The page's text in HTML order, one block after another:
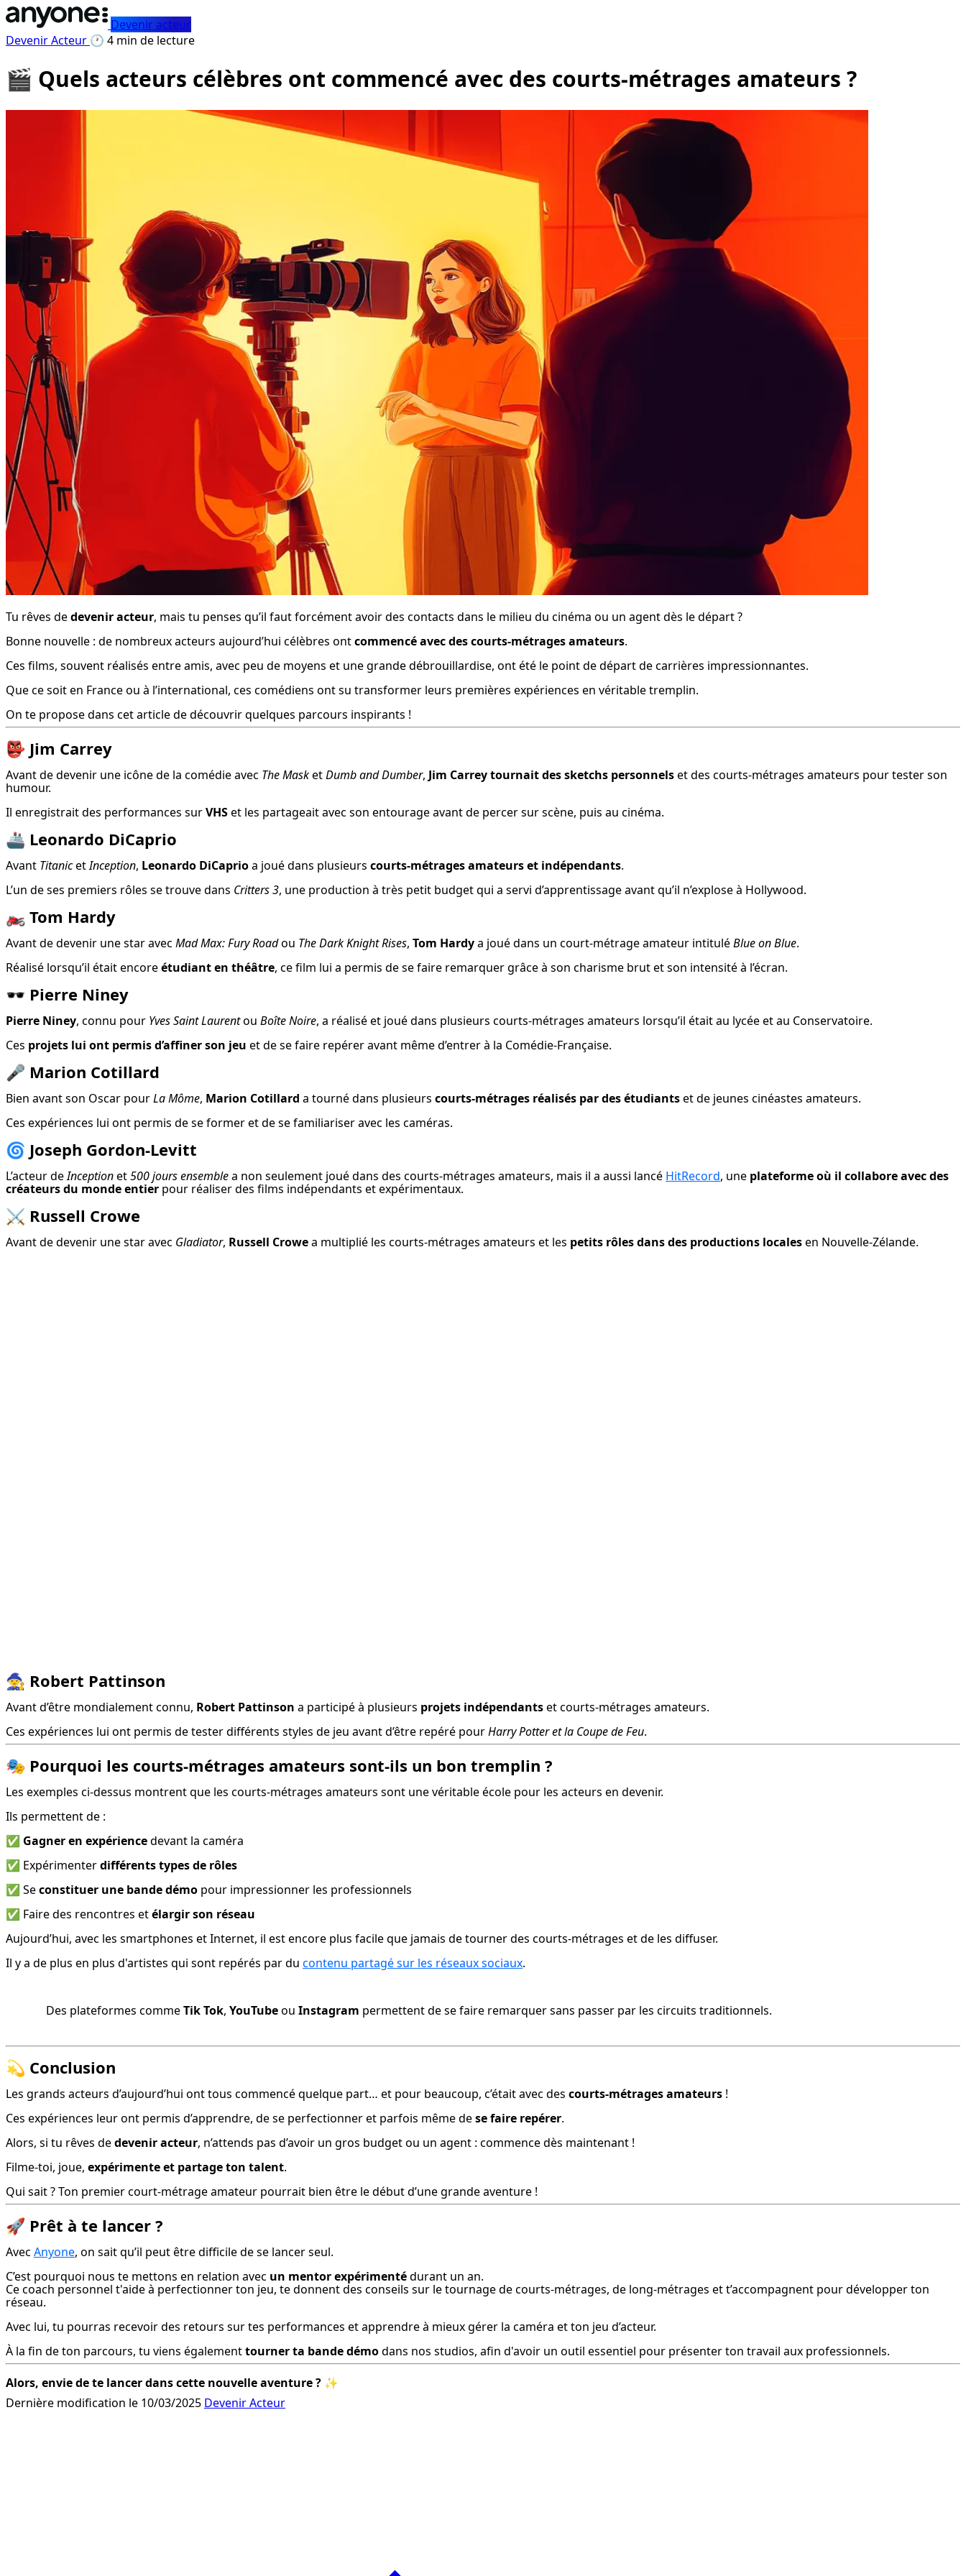
Devenir acteur
Devenir Acteur 🕐 4 min de lecture
🎬 Quels acteurs célèbres ont commencé avec des courts-métrages amateurs ?
Tu rêves de devenir acteur, mais tu penses qu’il faut forcément avoir des contacts dans le milieu du cinéma ou un agent dès le départ ?
Bonne nouvelle : de nombreux acteurs aujourd’hui célèbres ont commencé avec des courts-métrages amateurs.
Ces films, souvent réalisés entre amis, avec peu de moyens et une grande débrouillardise, ont été le point de départ de carrières impressionnantes.
Que ce soit en France ou à l’international, ces comédiens ont su transformer leurs premières expériences en véritable tremplin.
On te propose dans cet article de découvrir quelques parcours inspirants !
👺 Jim Carrey
Avant de devenir une icône de la comédie avec The Mask et Dumb and Dumber, Jim Carrey tournait des sketchs personnels et des courts-métrages amateurs pour tester son
humour.
Il enregistrait des performances sur VHS et les partageait avec son entourage avant de percer sur scène, puis au cinéma.
🚢 Leonardo DiCaprio
Avant Titanic et Inception, Leonardo DiCaprio a joué dans plusieurs courts-métrages amateurs et indépendants.
L’un de ses premiers rôles se trouve dans Critters 3, une production à très petit budget qui a servi d’apprentissage avant qu’il n’explose à Hollywood.
🏍️ Tom Hardy
Avant de devenir une star avec Mad Max: Fury Road ou The Dark Knight Rises, Tom Hardy a joué dans un court-métrage amateur intitulé Blue on Blue.
Réalisé lorsqu’il était encore étudiant en théâtre, ce film lui a permis de se faire remarquer grâce à son charisme brut et son intensité à l’écran.
🕶️ Pierre Niney
Pierre Niney, connu pour Yves Saint Laurent ou Boîte Noire, a réalisé et joué dans plusieurs courts-métrages amateurs lorsqu’il était au lycée et au Conservatoire.
Ces projets lui ont permis d’affiner son jeu et de se faire repérer avant même d’entrer à la Comédie-Française.
🎤 Marion Cotillard
Bien avant son Oscar pour La Môme, Marion Cotillard a tourné dans plusieurs courts-métrages réalisés par des étudiants et de jeunes cinéastes amateurs.
Ces expériences lui ont permis de se former et de se familiariser avec les caméras.
🌀 Joseph Gordon-Levitt
L’acteur de Inception et 500 jours ensemble a non seulement joué dans des courts-métrages amateurs, mais il a aussi lancé HitRecord, une plateforme où il collabore avec des
créateurs du monde entier pour réaliser des films indépendants et expérimentaux.
⚔️ Russell Crowe
Avant de devenir une star avec Gladiator, Russell Crowe a multiplié les courts-métrages amateurs et les petits rôles dans des productions locales en Nouvelle-Zélande.
🧙 Robert Pattinson
Avant d’être mondialement connu, Robert Pattinson a participé à plusieurs projets indépendants et courts-métrages amateurs.
Ces expériences lui ont permis de tester différents styles de jeu avant d’être repéré pour Harry Potter et la Coupe de Feu.
🎭 Pourquoi les courts-métrages amateurs sont-ils un bon tremplin ?
Les exemples ci-dessus montrent que les courts-métrages amateurs sont une véritable école pour les acteurs en devenir.
Ils permettent de :
✅ Gagner en expérience devant la caméra
✅ Expérimenter différents types de rôles
✅ Se constituer une bande démo pour impressionner les professionnels
✅ Faire des rencontres et élargir son réseau
Aujourd’hui, avec les smartphones et Internet, il est encore plus facile que jamais de tourner des courts-métrages et de les diffuser.
Il y a de plus en plus d'artistes qui sont repérés par du contenu partagé sur les réseaux sociaux.
Des plateformes comme Tik Tok, YouTube ou Instagram permettent de se faire remarquer sans passer par les circuits traditionnels.
💫 Conclusion
Les grands acteurs d’aujourd’hui ont tous commencé quelque part… et pour beaucoup, c’était avec des courts-métrages amateurs !
Ces expériences leur ont permis d’apprendre, de se perfectionner et parfois même de se faire repérer.
Alors, si tu rêves de devenir acteur, n’attends pas d’avoir un gros budget ou un agent : commence dès maintenant !
Filme-toi, joue, expérimente et partage ton talent.
Qui sait ? Ton premier court-métrage amateur pourrait bien être le début d’une grande aventure !
🚀 Prêt à te lancer ?
Avec Anyone, on sait qu’il peut être difficile de se lancer seul.
C’est pourquoi nous te mettons en relation avec un mentor expérimenté durant un an.
Ce coach personnel t'aide à perfectionner ton jeu, te donnent des conseils sur le tournage de courts-métrages, de long-métrages et t’accompagnent pour développer ton
réseau.
Avec lui, tu pourras recevoir des retours sur tes performances et apprendre à mieux gérer la caméra et ton jeu d’acteur.
À la fin de ton parcours, tu viens également tourner ta bande démo dans nos studios, afin d'avoir un outil essentiel pour présenter ton travail aux professionnels.
Alors, envie de te lancer dans cette nouvelle aventure ? ✨
Dernière modification le 10/03/2025 Devenir Acteur